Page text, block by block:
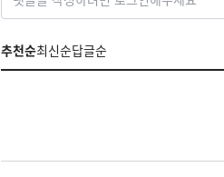
추천순최신순답글순